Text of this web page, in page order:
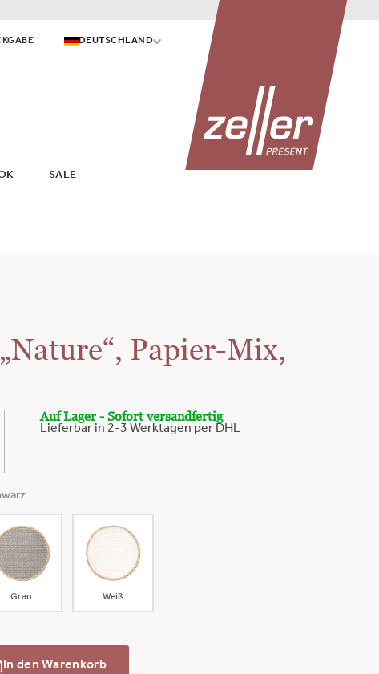
DEUTSCHLAND
SALE
Papier-Mix,
Auf Lager - Sofort versandfertig
Lieferbar in 2-3 Werktagen per DHL
Grau Weiß
In den Warenkorb